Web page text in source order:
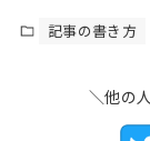
記事の書き方
＼他の